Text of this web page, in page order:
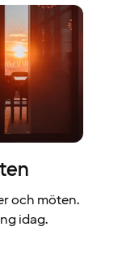
och möten.
idag.